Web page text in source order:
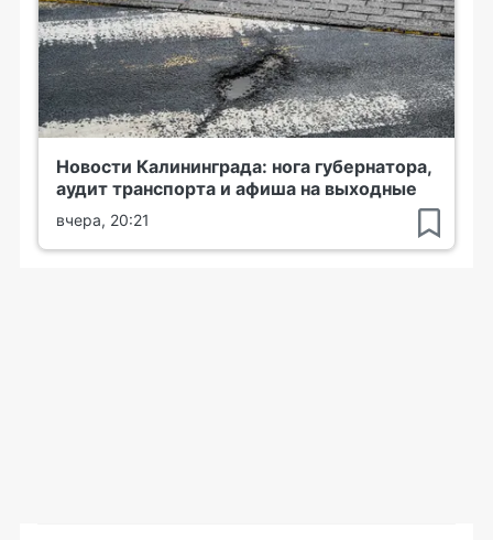
Новости Калининграда: нога губернатора,
аудит транспорта и афиша на выходные
вчера, 20:21